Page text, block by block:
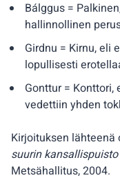
Bálggus =
hallinnollinen
Girdnu = Kirnu, eli
lopullisesti
Gonttur =
vedettiin yhden
Kirjoituksen lähteenä
suurin kansallispuisto
Metsähallitus, 2004.